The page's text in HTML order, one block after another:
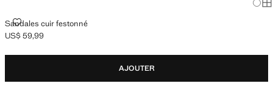
Sandales cuir festonné
SANDALES CUIR FESTONNÉ
Prix actuel [US$ 59,99 ]
US$ 59,99
AJOUTER